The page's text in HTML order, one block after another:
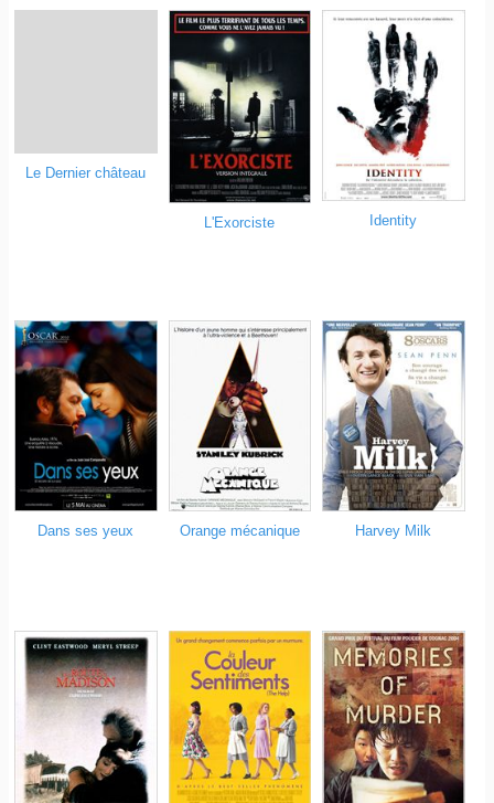
Le Dernier château
L'Exorciste Identity
Dans ses yeux Orange mécanique Harvey Milk